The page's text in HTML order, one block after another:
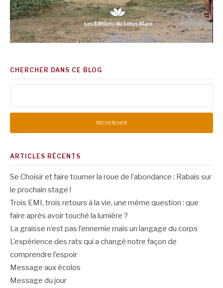
CHERCHER DANS CE BLOG
ARTICLES RÉCENTS
Se Choisir et faire tourner la roue de l’abondance : Rabais sur
le prochain stage !
Trois EMI, trois retours à la vie, une même question : que
faire après avoir touché la lumière ?
La graisse n’est pas l’ennemie mais un langage du corps
L’expérience des rats qui a changé notre façon de
comprendre l’espoir
Message aux écolos
Message du jour